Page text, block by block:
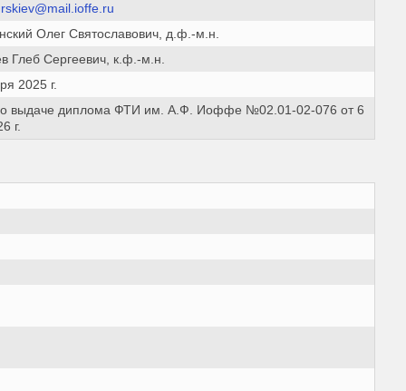
Олег Святославович, д.ф.-м.н.
Глеб Сергеевич, к.ф.-м.н.
2025 г.
о выдаче диплома ФТИ им. А.Ф. Иоффе №02.01-02-076 от 6
г.